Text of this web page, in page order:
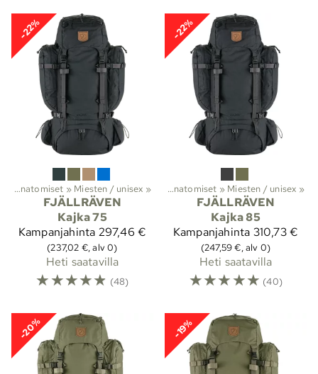
-22%
Anatomiset ‪» Miesten / unisex ‪»
FJÄLLRÄVEN
Kajka 75
Kampanjahinta 297,46 €
(237,02 €, alv 0)
Heti saatavilla
☆☆☆☆☆ (48)
-22%
Vaellus‪»Reput ja laukut‪»Rinkat Anatomiset ‪» Miesten / unisex ‪»
FJÄLLRÄVEN
Kajka 85
Kampanjahinta 310,73 €
(247,59 €, alv 0)
Heti saatavilla
☆☆☆☆☆ (40)
-20% -19%